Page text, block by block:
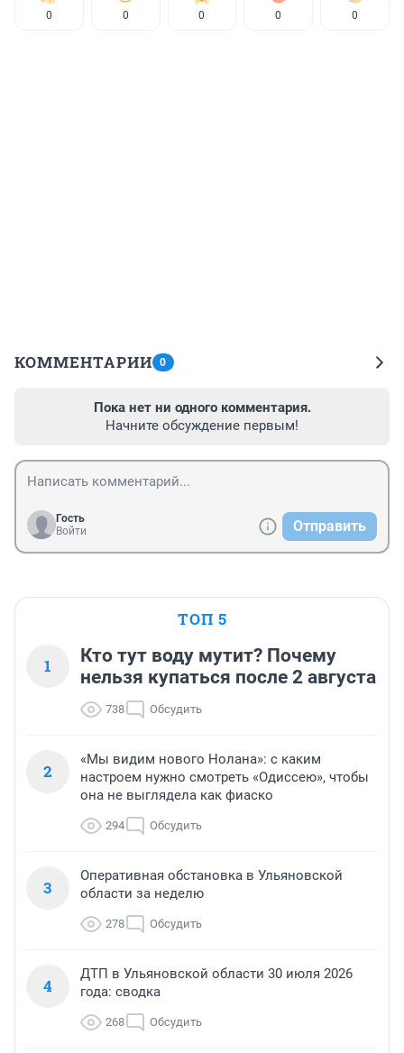
0 0 0 0 0
КОММЕНТАРИИ 0
Пока нет ни одного комментария.
Начните обсуждение первым!
Гость
Войти
Отправить
ТОП 5
1
Кто тут воду мутит? Почему
нельзя купаться после 2 августа
738 Обсудить
2
«Мы видим нового Нолана»: с каким
настроем нужно смотреть «Одиссею», чтобы
она не выглядела как фиаско
294 Обсудить
3
Оперативная обстановка в Ульяновской
области за неделю
278 Обсудить
4
ДТП в Ульяновской области 30 июля 2026
года: сводка
268 Обсудить